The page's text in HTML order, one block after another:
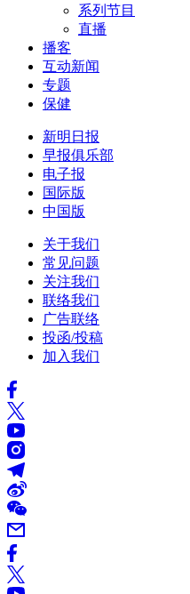
系列节目
直播
播客
互动新闻
专题
保健
新明日报
早报俱乐部
电子报
国际版
中国版
关于我们
常见问题
关注我们
联络我们
广告联络
投函/投稿
加入我们